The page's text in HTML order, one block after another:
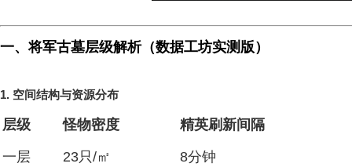
一、将军古墓层级解析（数据工坊实测版）
1. 空间结构与资源分布
层级 怪物密度 精英刷新间隔
一层 23只/㎡ 8分钟